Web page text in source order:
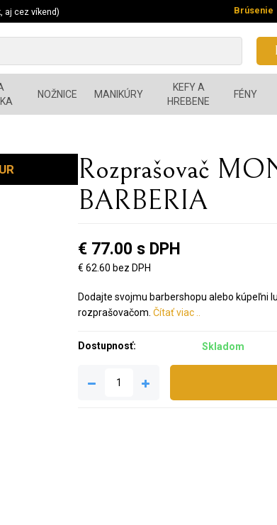
aj cez víkend) Brúsenie
NOŽNICE MANIKÚRY
KEFY A
HREBENE
FÉNY
Rozprašovač
BARBERIA
€ 77.00 s DPH
€ 62.60 bez DPH
Dodajte svojmu barbershopu alebo kúpeľni
rozprašovačom. Čítať viac ..
Dostupnosť: Skladom